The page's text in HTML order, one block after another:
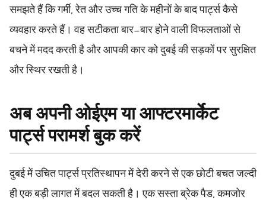
समझते हैं कि गर्मी, रेत और उच्च गति के महीनों के बाद पार्ट्स कैसे
व्यवहार करते हैं। वह सटीकता बार-बार होने वाली विफलताओं से
बचने में मदद करती है और आपकी कार को दुबई की सड़कों पर सुरक्षित
और स्थिर रखती है।
अब अपनी ओईएम या आफ्टरमार्केट
पार्ट्स परामर्श बुक करें
दुबई में उचित पार्ट्स प्रतिस्थापन में देरी करने से एक छोटी बचत जल्दी
ही एक बड़ी लागत में बदल सकती है। एक सस्ता ब्रेक पैड, कमजोर